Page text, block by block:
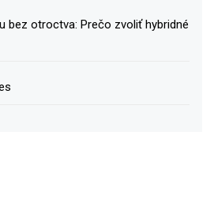
bez otroctva: Prečo zvoliť hybridné